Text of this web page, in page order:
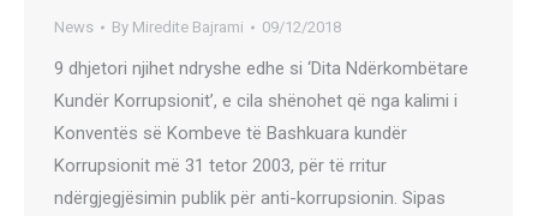
News By Miredite Bajrami 09/12/2018
9 dhjetori njihet ndryshe edhe si ‘Dita Ndërkombëtare
Kundër Korrupsionit’, e cila shënohet që nga kalimi i
Konventës së Kombeve të Bashkuara kundër
Korrupsionit më 31 tetor 2003, për të rritur
ndërgjegjësimin publik për anti-korrupsionin. Sipas